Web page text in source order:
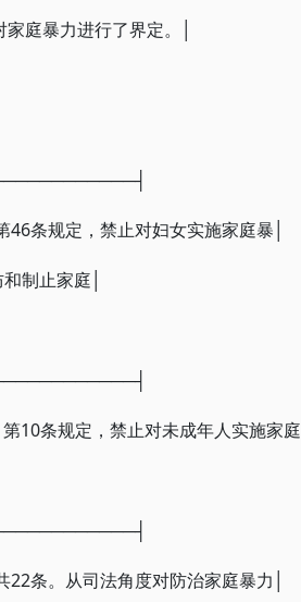
庭暴力进行了界定。│
条规定，禁止对妇女实施家庭暴│
制止家庭│
10条规定，禁止对未成年人实施家庭│
条。从司法角度对防治家庭暴力│